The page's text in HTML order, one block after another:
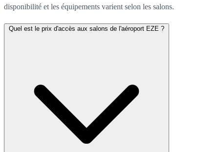
disponibilité et les équipements varient selon les salons.
Quel est le prix d'accès aux salons de l'aéroport EZE ?